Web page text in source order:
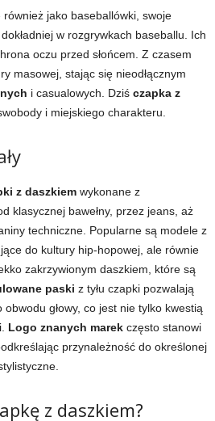
również jako baseballówki, swoje
w rozgrywkach baseballu. Ich
oczu przed słońcem. Z czasem
masowej, stając się nieodłącznym
i casualowych. Dziś czapka z
i miejskiego charakteru.
z daszkiem wykonane z
klasycznej bawełny, przez jeans, aż
techniczne. Popularne są modele z
do kultury hip-hopowej, ale równie
zakrzywionym daszkiem, które są
paski z tyłu czapki pozwalają
głowy, co jest nie tylko kwestią
Logo znanych marek często stanowi
przynależność do określonej
z daszkiem?